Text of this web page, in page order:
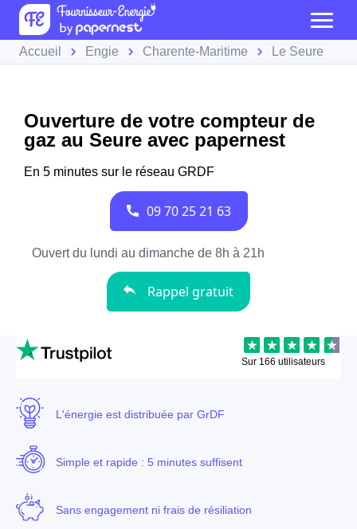
Accueil Engie Charente-Maritime Le Seure